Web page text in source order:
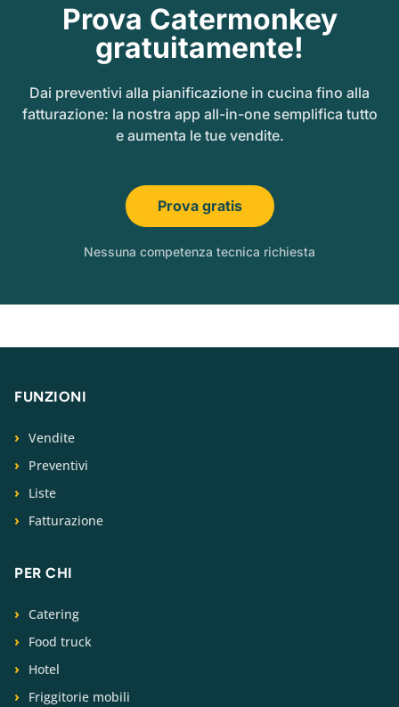
Prova Catermonkey
gratuitamente!
Dai preventivi alla pianificazione in cucina fino alla
fatturazione: la nostra app all-in-one semplifica tutto
e aumenta le tue vendite.
Prova gratis
Nessuna competenza tecnica richiesta
FUNZIONI
Vendite
Preventivi
Liste
Fatturazione
PER CHI
Catering
Food truck
Hotel
Friggitorie mobili